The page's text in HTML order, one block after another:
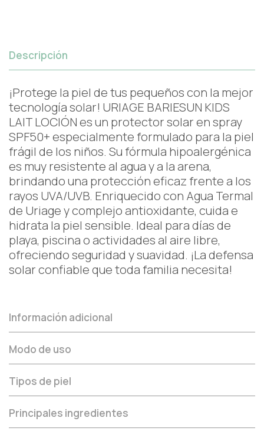
Descripción
¡Protege la piel de tus pequeños con la mejor
tecnología solar! URIAGE BARIESUN KIDS
LAIT LOCIÓN es un protector solar en spray
SPF50+ especialmente formulado para la piel
frágil de los niños. Su fórmula hipoalergénica
es muy resistente al agua y a la arena,
brindando una protección eficaz frente a los
rayos UVA/UVB. Enriquecido con Agua Termal
de Uriage y complejo antioxidante, cuida e
hidrata la piel sensible. Ideal para días de
playa, piscina o actividades al aire libre,
ofreciendo seguridad y suavidad. ¡La defensa
solar confiable que toda familia necesita!
Información adicional
Modo de uso
Tipos de piel
Principales ingredientes